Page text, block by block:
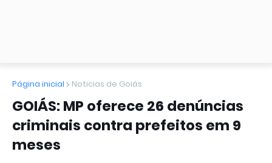
Página inicial Noticias de Goiás
GOIÁS: MP oferece 26 denúncias
criminais contra prefeitos em 9
meses